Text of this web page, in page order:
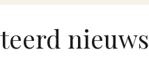
nieuws